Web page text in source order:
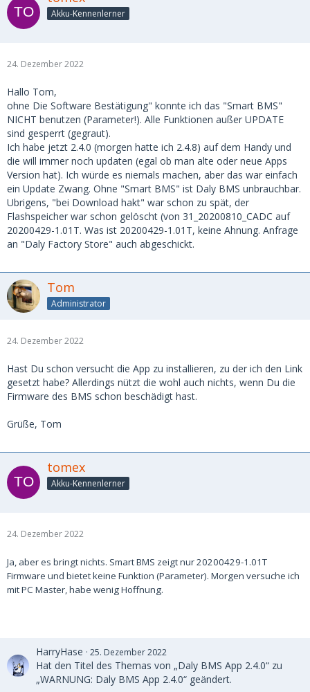
Akku-Kennenlerner
24. Dezember 2022
Hallo Tom,
ohne Die Software Bestätigung" konnte ich das "Smart BMS"
NICHT benutzen (Parameter!). Alle Funktionen außer UPDATE
sind gesperrt (gegraut).
Ich habe jetzt 2.4.0 (morgen hatte ich 2.4.8) auf dem Handy und
die will immer noch updaten (egal ob man alte oder neue Apps
Version hat). Ich würde es niemals machen, aber das war einfach
ein Update Zwang. Ohne "Smart BMS" ist Daly BMS unbrauchbar.
Ubrigens, "bei Download hakt" war schon zu spät, der
Flashspeicher war schon gelöscht (von 31_20200810_CADC auf
20200429-1.01T. Was ist 20200429-1.01T, keine Ahnung. Anfrage
an "Daly Factory Store" auch abgeschickt.
Tom
Administrator
24. Dezember 2022
Hast Du schon versucht die App zu installieren, zu der ich den Link
gesetzt habe? Allerdings nützt die wohl auch nichts, wenn Du die
Firmware des BMS schon beschädigt hast.
Grüße, Tom
tomex
Akku-Kennenlerner
24. Dezember 2022
Ja, aber es bringt nichts. Smart BMS zeigt nur 20200429-1.01T
Firmware und bietet keine Funktion (Parameter). Morgen versuche ich
mit PC Master, habe wenig Hoffnung.
HarryHase 25. Dezember 2022
Hat den Titel des Themas von „Daly BMS App 2.4.0“ zu
„WARNUNG: Daly BMS App 2.4.0“ geändert.